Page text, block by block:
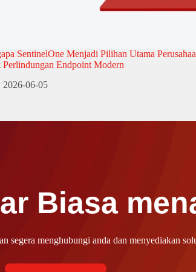
SentinelOne Menjadi Pilihan Utama
Perlindungan Endpoint Modern
2026-06-05
Biasa
menghubungi anda dan menyediakan
Kontak kami